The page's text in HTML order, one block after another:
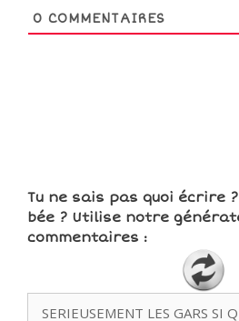
0 COMMENTAIRES
Tu ne sais pas quoi écrire
bée ? Utilise notre
commentaires :